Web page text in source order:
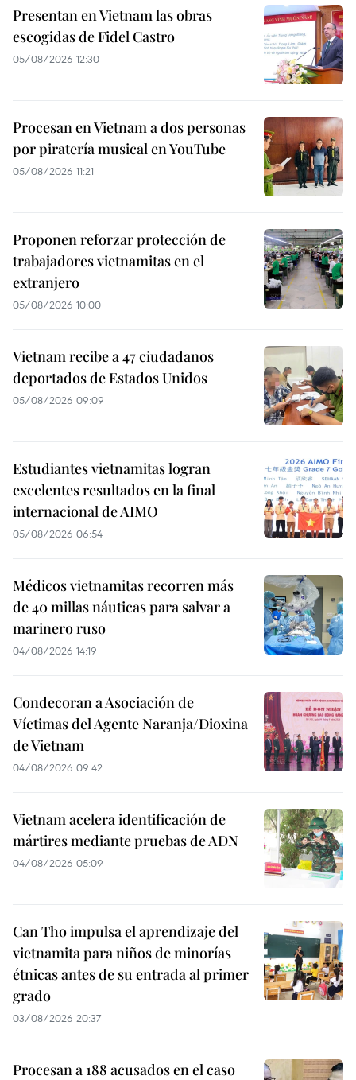
Presentan en Vietnam las obras
escogidas de Fidel Castro
05/08/2026 12:30
Procesan en Vietnam a dos personas
por piratería musical en YouTube
05/08/2026 11:21
Proponen reforzar protección de
trabajadores vietnamitas en el
extranjero
05/08/2026 10:00
Vietnam recibe a 47 ciudadanos
deportados de Estados Unidos
05/08/2026 09:09
Estudiantes vietnamitas logran
excelentes resultados en la final
internacional de AIMO
05/08/2026 06:54
Médicos vietnamitas recorren más
de 40 millas náuticas para salvar a
marinero ruso
04/08/2026 14:19
Condecoran a Asociación de
Víctimas del Agente Naranja/Dioxina
de Vietnam
04/08/2026 09:42
Vietnam acelera identificación de
mártires mediante pruebas de ADN
04/08/2026 05:09
Can Tho impulsa el aprendizaje del
vietnamita para niños de minorías
étnicas antes de su entrada al primer
grado
03/08/2026 20:37
Procesan a 188 acusados en el caso